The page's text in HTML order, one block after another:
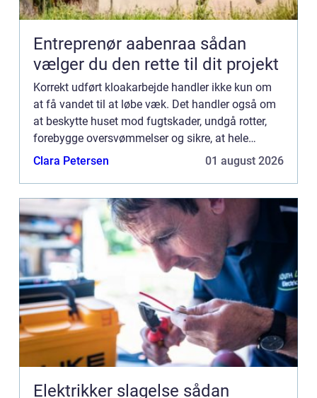
Entreprenør aabenraa sådan
vælger du den rette til dit projekt
Korrekt udført kloakarbejde handler ikke kun om
at få vandet til at løbe væk. Det handler også om
at beskytte huset mod fugtskader, undgå rotter,
forebygge oversvømmelser og sikre, at hele
afløbssys...
Clara Petersen 01 august 2026
Elektrikker slagelse sådan